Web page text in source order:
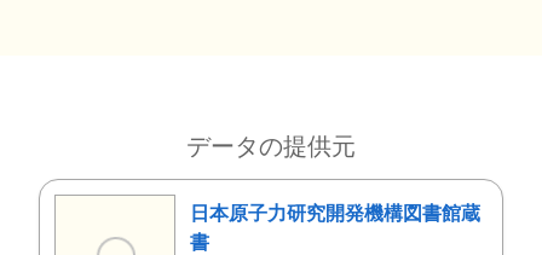
データの提供元
日本原子力研究開発機構図書館蔵
書